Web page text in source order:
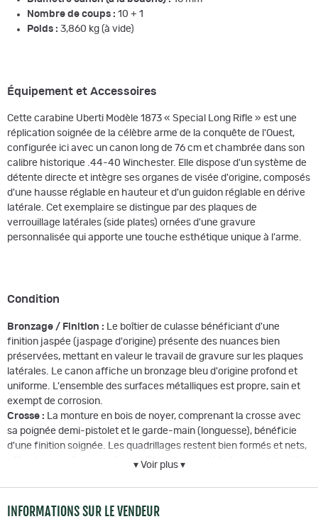
Nombre de coups : 10 + 1
Poids : 3,860 kg (à vide)
Équipement et Accessoires
Cette carabine Uberti Modèle 1873 « Special Long Rifle » est une
réplication soignée de la célèbre arme de la conquête de l'Ouest,
configurée ici avec un canon long de 76 cm et chambrée dans son
calibre historique .44-40 Winchester. Elle dispose d'un système de
détente directe et intègre ses organes de visée d'origine, composés
d'une hausse réglable en hauteur et d'un guidon réglable en dérive
latérale. Cet exemplaire se distingue par des plaques de
verrouillage latérales (side plates) ornées d'une gravure
personnalisée qui apporte une touche esthétique unique à l'arme.
Condition
Bronzage / Finition : Le boîtier de culasse bénéficiant d'une
finition jaspée (jaspage d'origine) présente des nuances bien
préservées, mettant en valeur le travail de gravure sur les plaques
latérales. Le canon affiche un bronzage bleu d'origine profond et
uniforme. L'ensemble des surfaces métalliques est propre, sain et
exempt de corrosion.
Crosse : La monture en bois de noyer, comprenant la crosse avec
sa poignée demi-pistolet et le garde-main (longuesse), bénéficie
d'une finition soignée. Les quadrillages restent bien formés et nets,
offrant une préhension ferme. Elle est complétée à son extrémité
ajustée.
Mécanisme :Le fonctionnement mécanique est impeccable. Le
▾ Voir plus ▾
INFORMATIONS SUR LE VENDEUR